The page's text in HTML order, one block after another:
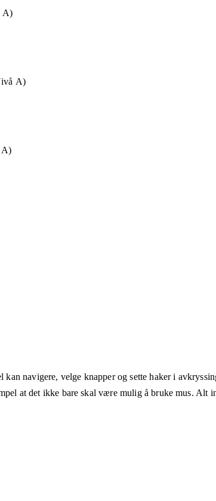
A)
A)
A)
navigere, velge knapper og sette haker i
at det ikke bare skal være mulig å bruke mus. Alt